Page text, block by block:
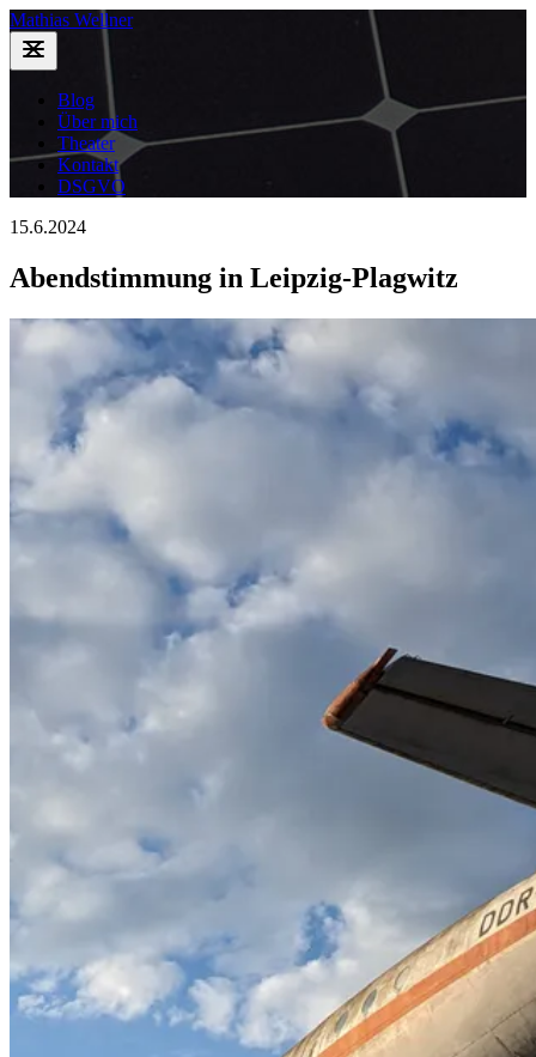
Mathias Wellner
Blog
Über mich
Theater
Kontakt
DSGVO
15.6.2024
Abendstimmung in Leipzig-Plagwitz